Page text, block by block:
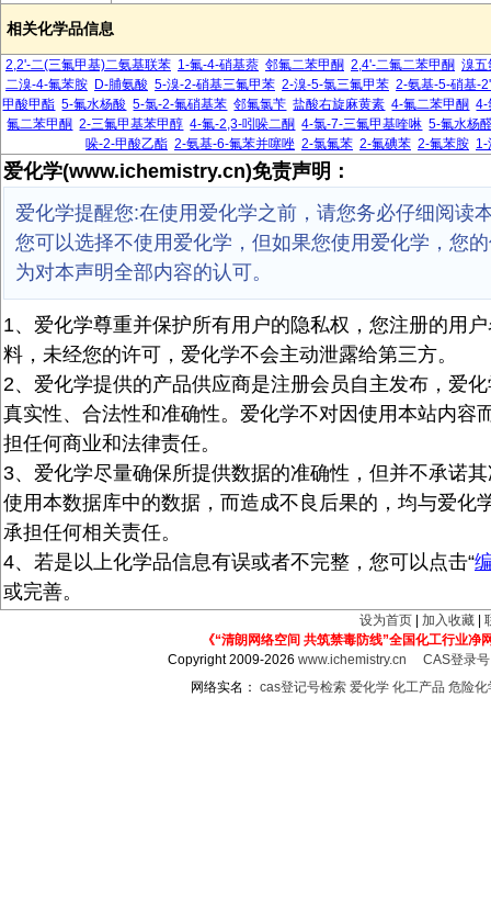
相关化学品信息
2,2'-二(三氟甲基)二氨基联苯 1-氟-4-硝基萘 邻氟二苯甲酮 2,4'-二氟二苯甲酮 溴五
二溴-4-氟苯胺 D-脯氨酸 5-溴-2-硝基三氟甲苯 2-溴-5-氯三氟甲苯 2-氨基-5-硝基-
甲酸甲酯 5-氟水杨酸 5-氯-2-氟硝基苯 邻氟氯苄 盐酸右旋麻黄素 4-氟二苯甲酮 4-
氟二苯甲酮 2-三氟甲基苯甲醇 4-氟-2,3-吲哚二酮 4-氯-7-三氟甲基喹啉 5-氟水杨
哚-2-甲酸乙酯 2-氨基-6-氟苯并噻唑 2-氯氟苯 2-氟碘苯 2-氟苯胺 1-
爱化学(www.ichemistry.cn)免责声明：
爱化学提醒您:在使用爱化学之前，请您务必仔细阅读
您可以选择不使用爱化学，但如果您使用爱化学，您
为对本声明全部内容的认可。
1、爱化学尊重并保护所有用户的隐私权，您注册的用
料，未经您的许可，爱化学不会主动泄露给第三方。
2、爱化学提供的产品供应商是注册会员自主发布，爱
真实性、合法性和准确性。爱化学不对因使用本站内容
担任何商业和法律责任。
3、爱化学尽量确保所提供数据的准确性，但并不承诺
使用本数据库中的数据，而造成不良后果的，均与爱化
承担任何相关责任。
4、若是以上化学品信息有误或者不完整，您可以点击“
或完善。
设为首页 加入收藏
《“清朗网络空间 共筑禁毒防线”全国化工行业净
Copyright 2009-2026www.ichemistry.cn
CAS登录
网络实名： cas登记号检索 爱化学 化工产品 危险化